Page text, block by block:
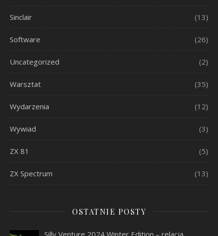
Sinclair (13)
Software (26)
Uncategorized (2)
Warsztat (35)
Wydarzenia (12)
Wywiad (3)
ZX 81 (5)
ZX Spectrum (13)
OSTATNIE POSTY
Silly Venture 2024 Winter Edition – relacja…